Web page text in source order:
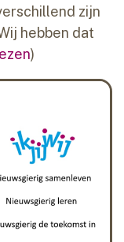
zijn
hebben dat
)